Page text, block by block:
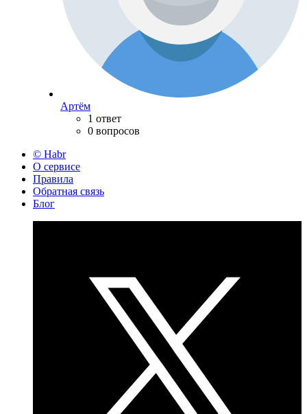
Артём
1 ответ
0 вопросов
© Habr
О сервисе
Правила
Обратная связь
Блог